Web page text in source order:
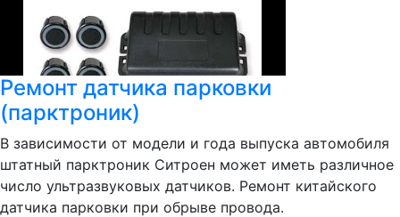
Ремонт датчика парковки
(парктроник)
В зависимости от модели и года выпуска автомобиля
штатный парктроник Ситроен может иметь различное
число ультразвуковых датчиков. Ремонт китайского
датчика парковки при обрыве провода.